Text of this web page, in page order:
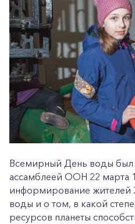
Всемирный День воды был
ассамблеей ООН 22 марта
информирование жителей
воды и о том, в какой
ресурсов планеты